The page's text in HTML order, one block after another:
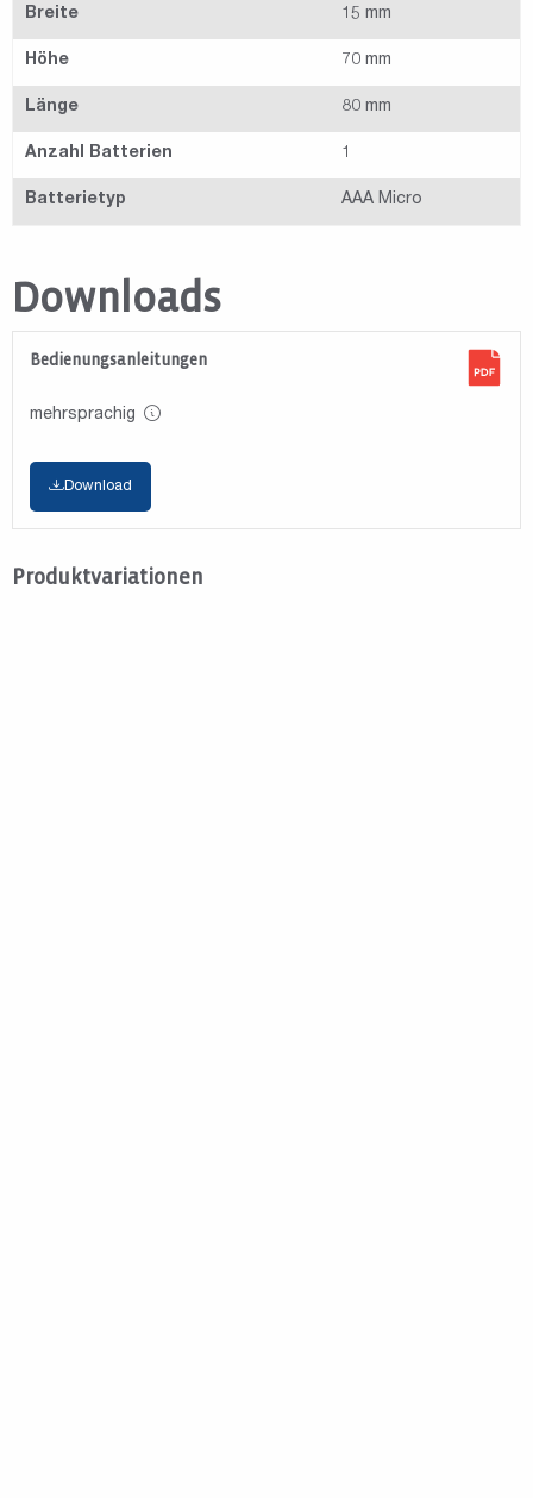
Breite 15 mm
Höhe 70 mm
Länge 80 mm
Anzahl Batterien 1
Batterietyp AAA Micro
Downloads
Bedienungsanleitungen
mehrsprachig
Download
Produktvariationen